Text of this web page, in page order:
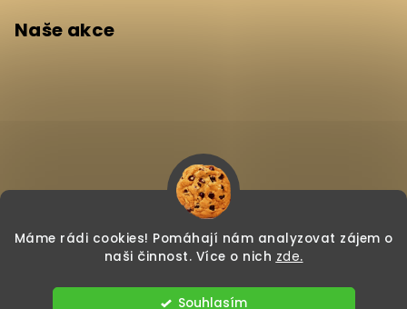
Máme rádi cookies! Pomáhají nám analyzovat zájem o
naši činnost. Více o nich zde.
Souhlasím
Naše akce
Zeptej se vědce! e-shop